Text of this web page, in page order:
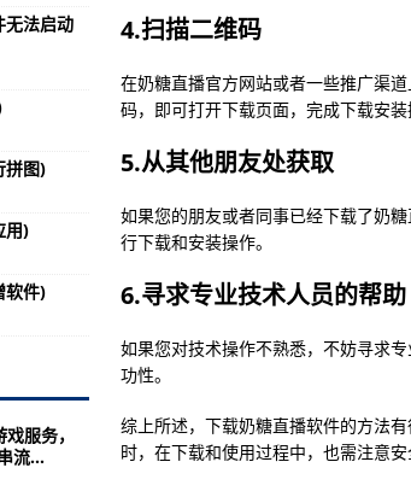
今日开售—天天速看
制品全生命周期质量管理峰会（上海）参会报名中-天天精选!
公司每股多少钱 流通股为5.57亿
微生物检验实际操作培训班开班啦~-【环球速看料】
数/高级扩展功能）
司每股多少钱 流通股为25.96亿
关注:
市公司涉及概念有哪些 流通股为2.40亿
司平均成本是多少 流通股为3.08亿
/包装内容）
生 随报随学】2023食品安全管理师岗位技能等级证书培训开
4.扫描二维码
在奶糖直播官方网站或者一些推广渠
码，即可打开下载页面，完成下载安装
5.从其他朋友处获取
如果您的朋友或者同事已经下载了奶
行下载和安装操作。
6.寻求专业技术人员的帮助
如果您对技术操作不熟悉，不妨寻求
功性。
综上所述，下载奶糖直播软件的方法
时，在下载和使用过程中，也需注意
无法启动
拼图)
用)
软件)
服务，
流...